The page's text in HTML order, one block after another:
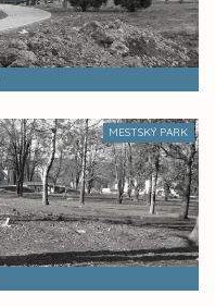
MESTSKÝ PARK